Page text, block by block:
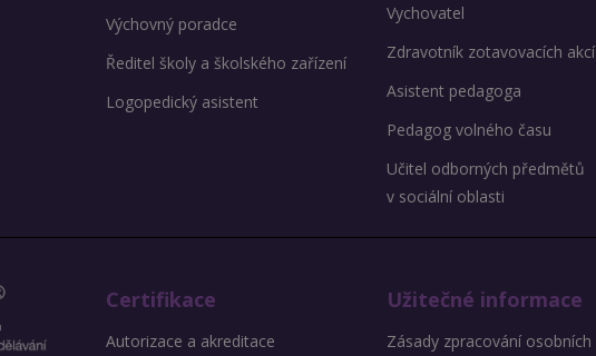
Výchovný poradce
Ředitel školy a školského zařízení
Logopedický asistent
Vychovatel
Zdravotník zotavovacích akcí
Asistent pedagoga
Pedagog volného času
Učitel odborných předmětů
v sociální oblasti
Certifikace
Autorizace a akreditace
Užitečné informace
Zásady zpracování osobních